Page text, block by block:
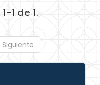
1 de 1.
Siguiente